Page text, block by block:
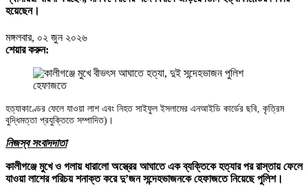
হয়েছেন।
মঙ্গলবার, ০২ জুন ২০২৬
শেয়ার করুন:
হত্যাকাণ্ডের ফেলে যাওয়া লাশ এবং নিহত সাইফুল ইসলামের এনআইডি কার্ডের ছবি, কৃত্রিম
বুদ্ধিমত্তা প্রযুক্তিতে সম্পাদিত)।
নিজস্ব সংবাদদাতা
কালীগঞ্জে মুখে ও গলায় ধারালো অস্ত্রের আঘাতে এক ব্যক্তিকে হত্যার পর রাস্তায় ফেলে
যাওয়া লাশের পরিচয় শনাক্ত করে দু’জন সন্দেহভাজনকে হেফাজতে নিয়েছে পুলিশ।